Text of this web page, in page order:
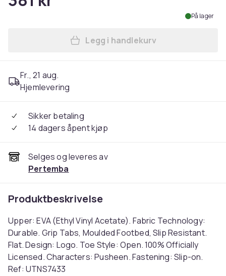
På lager
Legg Pusheen Girls
Legg i handlekurv
Fr., 21 aug.
Hjemlevering
Sikker betaling
14 dagers åpent kjøp
Selges og leveres av
Pertemba
Produktbeskrivelse
Upper: EVA (Ethyl Vinyl Acetate). Fabric Technology:
Durable. Grip Tabs, Moulded Footbed, Slip Resistant.
Flat. Design: Logo. Toe Style: Open. 100% Officially
Licensed. Characters: Pusheen. Fastening: Slip-on.
Ref: UTNS7433